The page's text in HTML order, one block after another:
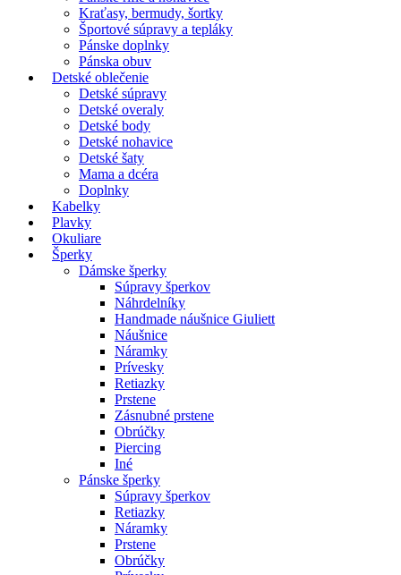
Kraťasy, bermudy, šortky
Športové súpravy a tepláky
Pánske doplnky
Pánska obuv
Detské oblečenie
Detské súpravy
Detské overaly
Detské body
Detské nohavice
Detské šaty
Mama a dcéra
Doplnky
Kabelky
Plavky
Okuliare
Šperky
Dámske šperky
Súpravy šperkov
Náhrdelníky
Handmade náušnice Giuliett
Náušnice
Náramky
Prívesky
Retiazky
Prstene
Zásnubné prstene
Obrúčky
Piercing
Iné
Pánske šperky
Súpravy šperkov
Retiazky
Náramky
Prstene
Obrúčky